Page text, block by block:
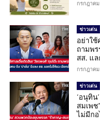
กรกฎาค
ข่าวเด่น
อย่าใช้
ถามพร
สส. แล
กรกฎาค
ข่าวเด่น
‘อนุทิน
สมเพ
ไม่มีกอ